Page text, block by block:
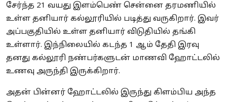
சேர்ந்த 21 வயது இளம்பெண் சென்னை தரமணியில்
உள்ள தனியார் கல்லூரியில் படித்து வருகிறார். இவர்
அப்பகுதியில் உள்ள தனியார் விடுதியில் தங்கி
உள்ளார். இந்நிலையில் கடந்த 1 ஆம் தேதி இரவு
தனது கல்லூரி நண்பர்களுடன் மாணவி ஹோட்டலில்
உணவு அருந்தி இருக்கிறார்.
அதன் பின்னர் ஹோட்டலில் இருந்து கிளம்பிய அந்த